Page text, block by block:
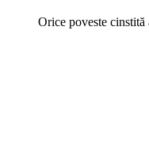
Orice poveste